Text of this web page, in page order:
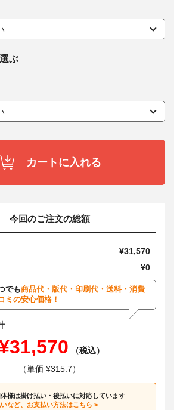
ぶ
カートに入れる
今回のご注文の総額
¥31,570
¥0
でも商品代・版代・印刷代・送料・消費
ミの安心価格！
（税込）
（単価 ¥315.7）
様は掛け払い・後払いに対応しています
など、お支払い方法はこちら >